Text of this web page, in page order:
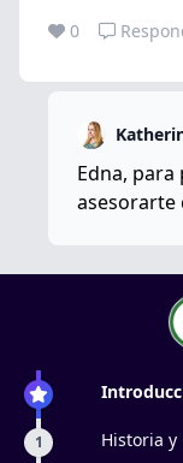
0
Edna,
asesorarte
1 Historia y